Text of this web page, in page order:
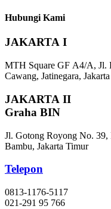
Hubungi Kami
JAKARTA I
MTH Square GF A4/A, Jl.
Cawang, Jatinegara,
JAKARTA II
Graha BIN
Jl. Gotong Royong No.
Bambu, Jakarta Timur
Telepon
0813-1176-5117
021-291 95 766